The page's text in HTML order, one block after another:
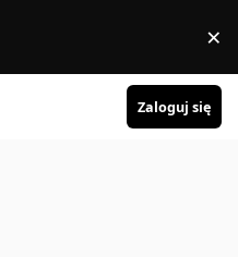
×
Zaloguj się